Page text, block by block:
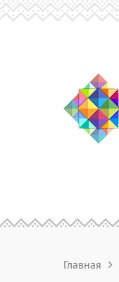
Главная